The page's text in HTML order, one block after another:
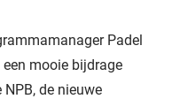
Padel
een mooie bijdrage
de nieuwe